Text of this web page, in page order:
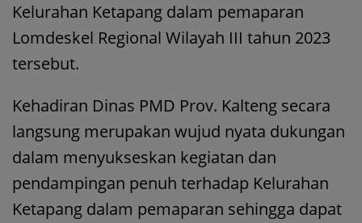
Kelurahan Ketapang dalam pemaparan
Lomdeskel Regional Wilayah III tahun 2023
tersebut.
Kehadiran Dinas PMD Prov. Kalteng secara
langsung merupakan wujud nyata dukungan
dalam menyukseskan kegiatan dan
pendampingan penuh terhadap Kelurahan
Ketapang dalam pemaparan sehingga dapat